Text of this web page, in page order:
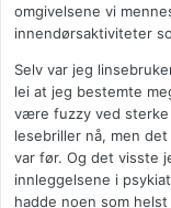
omgivelsene vi
innendørsaktiviteter
Selv var jeg
lei at jeg bestemte
være fuzzy ved
lesebriller nå, men
var før. Og det visste
innleggelsene i
hadde noen som